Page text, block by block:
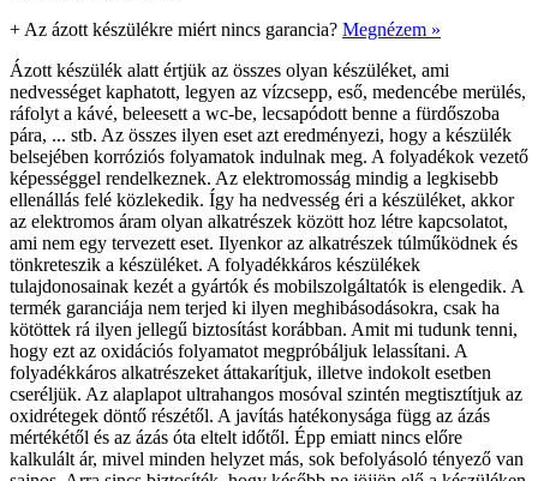
+ Az ázott készülékre miért nincs garancia? Megnézem »
Ázott készülék alatt értjük az összes olyan készüléket, ami
nedvességet kaphatott, legyen az vízcsepp, eső, medencébe merülés,
ráfolyt a kávé, beleesett a wc-be, lecsapódott benne a fürdőszoba
pára, ... stb. Az összes ilyen eset azt eredményezi, hogy a készülék
belsejében korróziós folyamatok indulnak meg. A folyadékok vezető
képességgel rendelkeznek. Az elektromosság mindig a legkisebb
ellenállás felé közlekedik. Így ha nedvesség éri a készüléket, akkor
az elektromos áram olyan alkatrészek között hoz létre kapcsolatot,
ami nem egy tervezett eset. Ilyenkor az alkatrészek túlműködnek és
tönkreteszik a készüléket. A folyadékkáros készülékek
tulajdonosainak kezét a gyártók és mobilszolgáltatók is elengedik. A
termék garanciája nem terjed ki ilyen meghibásodásokra, csak ha
kötöttek rá ilyen jellegű biztosítást korábban. Amit mi tudunk tenni,
hogy ezt az oxidációs folyamatot megpróbáljuk lelassítani. A
folyadékkáros alkatrészeket áttakarítjuk, illetve indokolt esetben
cseréljük. Az alaplapot ultrahangos mosóval szintén megtisztítjuk az
oxidrétegek döntő részétől. A javítás hatékonysága függ az ázás
mértékétől és az ázás óta eltelt időtől. Épp emiatt nincs előre
kalkulált ár, mivel minden helyzet más, sok befolyásoló tényező van